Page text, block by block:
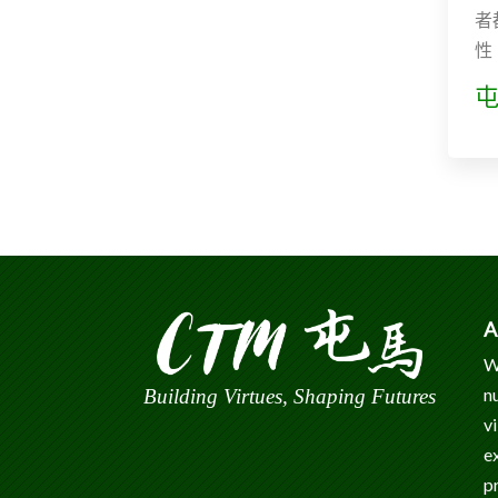
者
性
Building Virtues, Shaping Futures